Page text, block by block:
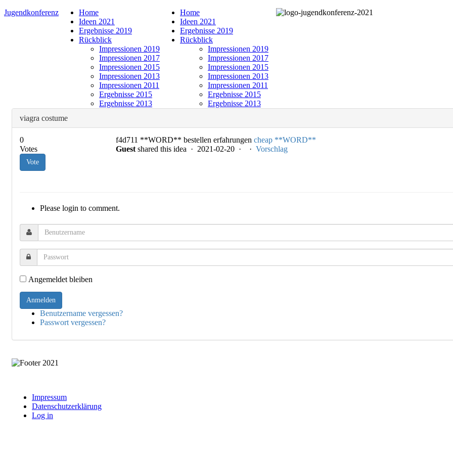
Jugendkonferenz
Home
Ideen 2021
Ergebnisse 2019
Rückblick
Impressionen 2019
Impressionen 2017
Impressionen 2015
Impressionen 2013
Impressionen 2011
Ergebnisse 2015
Ergebnisse 2013
Home
Ideen 2021
Ergebnisse 2019
Rückblick
Impressionen 2019
Impressionen 2017
Impressionen 2015
Impressionen 2013
Impressionen 2011
Ergebnisse 2015
Ergebnisse 2013
viagra costume
0
Votes
Vote
f4d711 **WORD** bestellen erfahrungen cheap **WORD**
Guest shared this idea · 2021-02-20 · · Vorschlag
Please login to comment.
Angemeldet bleiben
Benutzername vergessen?
Passwort vergessen?
Impressum
Datenschutzerklärung
Log in